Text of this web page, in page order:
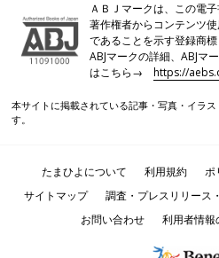
ＡＢＪマークは、この電
著作権者からコンテンツ
であることを示す登録商
ABJマークの詳細、ABJマ
はこちら→https://
本サイトに掲載されている記事・写真・イラ
す。
たまひよについて 利用規約 ポ
サイトマップ
調査・プレスリリース
お問い合わせ
利用者情報